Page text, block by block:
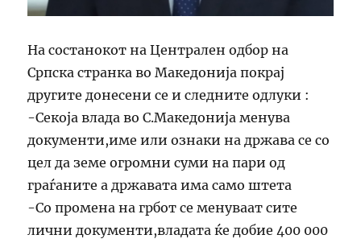
На состанокот на Централен одбор на
Српска странка во Македонија покрај
другите донесени се и следните одлуки :
-Секоја влада во С.Македонија менува
документи,име или ознаки на држава се со
цел да земе огромни суми на пари од
граѓаните а државата има само штета
-Со промена на грбот се менуваат сите
лични документи,владата ќе добие 400 000